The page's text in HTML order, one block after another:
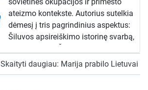
ateizmo kontekste. Autorius sutelkia
dėmesį į tris pagrindinius aspektus:
Šiluvos apsireiškimo istorinę svarbą,
Vartų šventovių bei naujesnį
Skaityti daugiau: Marija prabilo Lietuvai